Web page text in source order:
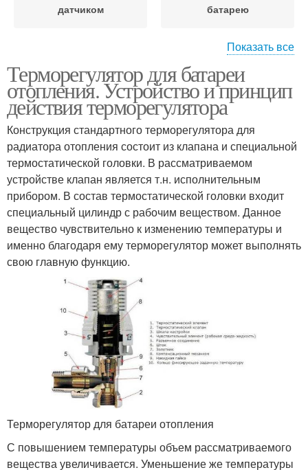
датчиком
батарею
терморегулятор
Терморегулятор для
радиатора
Терморегуляторы для
батарей
Механический
терморегулятор
Терморегулятор на
радиатор
Термостат для
радиатора
Терморегулятор для
электрического
радиатора
Показать все
Терморегулятор для батареи
отопления. Устройство и принцип
действия терморегулятора
Конструкция стандартного терморегулятора для
радиатора отопления состоит из клапана и специальной
термостатической головки. В рассматриваемом
устройстве клапан является т.н. исполнительным
прибором. В состав термостатической головки входит
специальный цилиндр с рабочим веществом. Данное
вещество чувствительно к изменению температуры и
именно благодаря ему терморегулятор может выполнять
свою главную функцию.
Терморегулятор для батареи отопления
С повышением температуры объем рассматриваемого
вещества увеличивается. Уменьшение же температуры